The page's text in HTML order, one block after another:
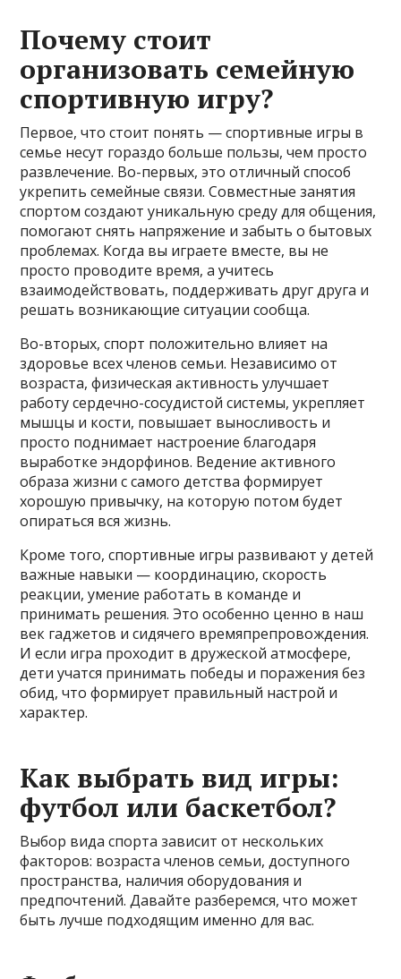
Почему стоит
организовать семейную
спортивную игру?
Первое, что стоит понять — спортивные игры в
семье несут гораздо больше пользы, чем просто
развлечение. Во-первых, это отличный способ
укрепить семейные связи. Совместные занятия
спортом создают уникальную среду для общения,
помогают снять напряжение и забыть о бытовых
проблемах. Когда вы играете вместе, вы не
просто проводите время, а учитесь
взаимодействовать, поддерживать друг друга и
решать возникающие ситуации сообща.
Во-вторых, спорт положительно влияет на
здоровье всех членов семьи. Независимо от
возраста, физическая активность улучшает
работу сердечно-сосудистой системы, укрепляет
мышцы и кости, повышает выносливость и
просто поднимает настроение благодаря
выработке эндорфинов. Ведение активного
образа жизни с самого детства формирует
хорошую привычку, на которую потом будет
опираться вся жизнь.
Кроме того, спортивные игры развивают у детей
важные навыки — координацию, скорость
реакции, умение работать в команде и
принимать решения. Это особенно ценно в наш
век гаджетов и сидячего времяпрепровождения.
И если игра проходит в дружеской атмосфере,
дети учатся принимать победы и поражения без
обид, что формирует правильный настрой и
характер.
Как выбрать вид игры:
футбол или баскетбол?
Выбор вида спорта зависит от нескольких
факторов: возраста членов семьи, доступного
пространства, наличия оборудования и
предпочтений. Давайте разберемся, что может
быть лучше подходящим именно для вас.